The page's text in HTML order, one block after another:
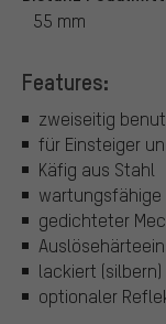
55 mm
Features:
zweiseitig
für Einsteiger
Käfig aus Stahl
wartungsfähige
gedichteter
lackiert (silbern)
optionaler